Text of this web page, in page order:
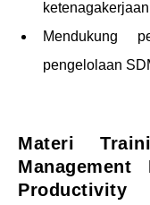
Mendukung
pengelolaan
Materi
Productivity